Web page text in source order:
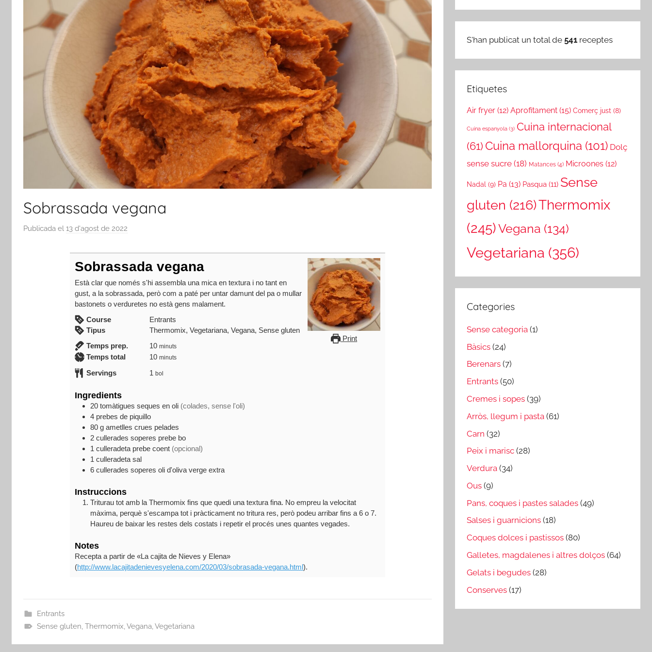
Sobrassada vegana
Publicada el 13 d'agost de 2022
r
a
m
i
Print
Sobrassada vegana
Està clar que només s'hi assembla una mica en textura i no tant en
gust, a la sobrassada, però com a paté per untar damunt del pa o mullar
bastonets o verduretes no està gens malament.
Course
Entrants
Tipus
Thermomix, Vegetariana, Vegana, Sense gluten
Temps prep.
10minuts
minuts
Temps total 10minuts
minuts
Servings 1 bol
Ingredients
20 tomàtigues seques en oli (colades, sense l'oli)
4 prebes de piquillo
80 g ametlles crues pelades
2 cullerades soperes prebe bo
1 culleradeta prebe coent (opcional)
1 culleradeta sal
6 cullerades soperes oli d'oliva verge extra
Instruccions
Triturau tot amb la Thermomix fins que quedi una textura fina. No empreu la velocitat
màxima, perquè s'escampa tot i pràcticament no tritura res, però podeu arribar fins a 6 o 7.
Haureu de baixar les restes dels costats i repetir el procés unes quantes vegades.
Notes
Recepta a partir de «La cajita de Nieves y Elena»
(http://www.lacajitadenievesyelena.com/2020/03/sobrasada-vegana.html).
Entrants
Sense gluten, Thermomix,Vegana,Vegetariana
S'han publicat un total de541 receptes
Etiquetes
Air fryer (12) Aprofitament (15) Comerç just (8)
Cuina espanyola (3) Cuina internacional
(61) Cuina mallorquina (101) Dolç
sense sucre (18) Matances (4) Microones (12)
Nadal (9) Pa (13) Pasqua (11) Sense
gluten (216)Thermomix
(245)Vegana (134)
Vegetariana (356)
Categories
Sense categoria (1)
Bàsics (24)
Berenars (7)
Entrants (50)
Cremes i sopes (39)
Arròs, llegum i pasta (61)
Carn (32)
Peix i marisc (28)
Verdura (34)
Ous (9)
Pans, coques i pastes salades (49)
Salses i guarnicions (18)
Coques dolces i pastissos (80)
Galletes, magdalenes i altres dolços (64)
Gelats i begudes (28)
Conserves (17)